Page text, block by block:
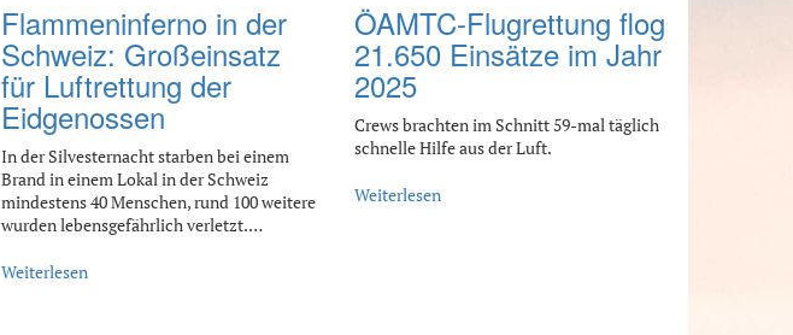
Flammeninferno in der
Schweiz: Großeinsatz
für Luftrettung der
Eidgenossen
In der Silvesternacht starben bei einem
Brand in einem Lokal in der Schweiz
mindestens 40 Menschen, rund 100 weitere
wurden lebensgefährlich verletzt.…
Weiterlesen
ÖAMTC-Flugrettung flog
21.650 Einsätze im Jahr
2025
Crews brachten im Schnitt 59-mal täglich
schnelle Hilfe aus der Luft.
Weiterlesen